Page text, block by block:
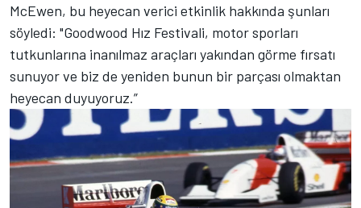
McEwen, bu heyecan verici etkinlik hakkında şunları
söyledi: "Goodwood Hız Festivali, motor sporları
tutkunlarına inanılmaz araçları yakından görme fırsatı
sunuyor ve biz de yeniden bunun bir parçası olmaktan
heyecan duyuyoruz.”